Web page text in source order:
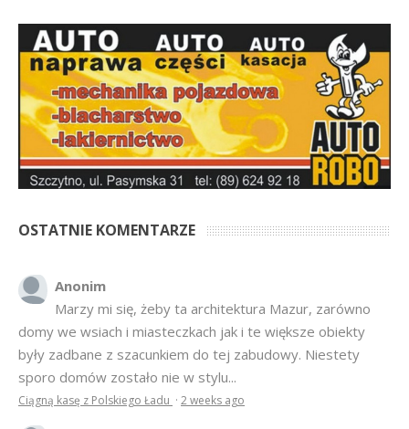
OSTATNIE KOMENTARZE
Anonim
Marzy mi się, żeby ta architektura Mazur, zarówno
domy we wsiach i miasteczkach jak i te większe obiekty
były zadbane z szacunkiem do tej zabudowy. Niestety
sporo domów zostało nie w stylu...
Ciągną kasę z Polskiego Ładu · 2 weeks ago